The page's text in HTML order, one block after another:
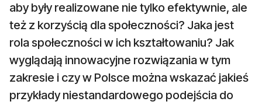
aby były realizowane nie tylko efektywnie, ale
też z korzyścią dla społeczności? Jaka jest
rola społeczności w ich kształtowaniu? Jak
wyglądają innowacyjne rozwiązania w tym
zakresie i czy w Polsce można wskazać jakieś
przykłady niestandardowego podejścia do